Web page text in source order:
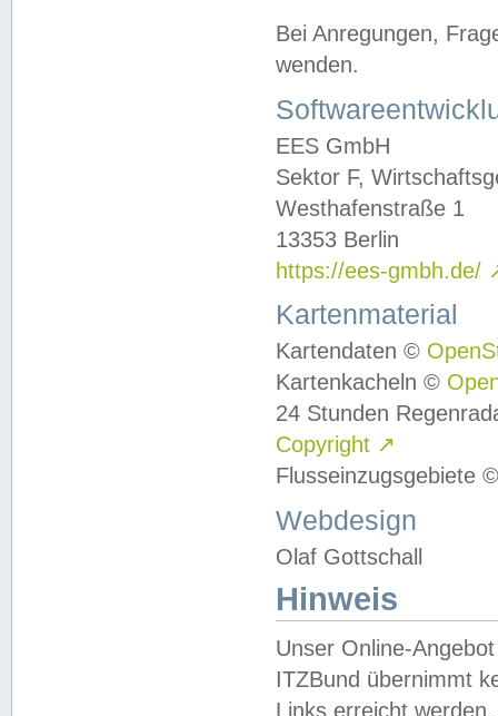
Bei Anregungen,
wenden.
EES GmbH
Sektor F,
Westhafenstraße 1
13353 Berlin
https://ees-gmbh.de/
Kartenmaterial
Kartendaten ©
Kartenkacheln ©
24 Stunden
Copyright ↗
Flusseinzugsgebiete
Webdesign
Olaf Gottschall
Hinweis
Unser Online-
ITZBund übernimmt
Links erreicht